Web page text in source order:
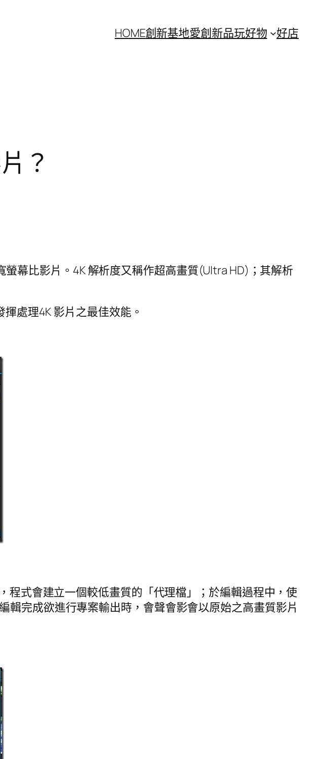
HOME創新基地愛創新品玩好物 好店
？
幕比影片。4K 解析度又稱作超高畫質(Ultra HD)；其解析
處理4K 影片之最佳效能。
程式會建立一個較低畫質的「代理檔」；於編輯過程中，使
完成欲進行專案輸出時，會聲會影會以原始之高畫質影片